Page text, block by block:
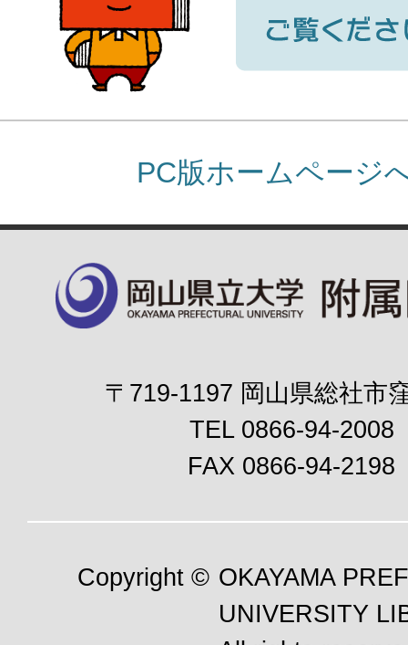
PC版ホームページ
〒719-1197 岡山県総社市
TEL 0866-94-2008
FAX 0866-94-2198
Copyright © OKAYAMA
UNIVERSITY